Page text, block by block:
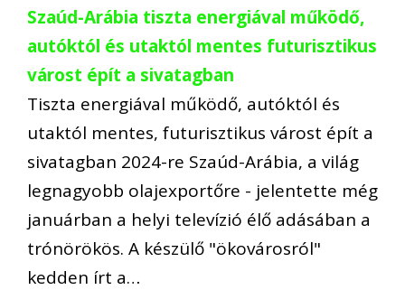
Szaúd-Arábia tiszta energiával működő,
autóktól és utaktól mentes futurisztikus
várost épít a sivatagban
Tiszta energiával működő, autóktól és
utaktól mentes, futurisztikus várost épít a
sivatagban 2024-re Szaúd-Arábia, a világ
legnagyobb olajexportőre - jelentette még
januárban a helyi televízió élő adásában a
trónörökös. A készülő "ökovárosról"
kedden írt a…